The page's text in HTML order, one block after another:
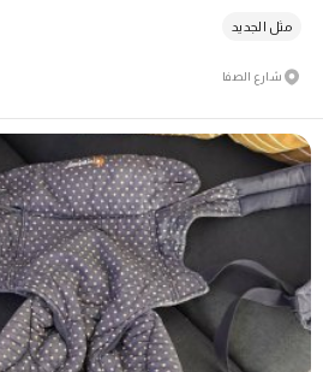
مثل الجديد
شارع الصفا